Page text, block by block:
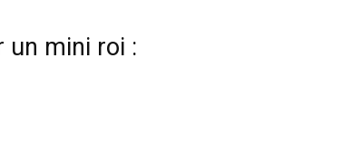
un mini roi :